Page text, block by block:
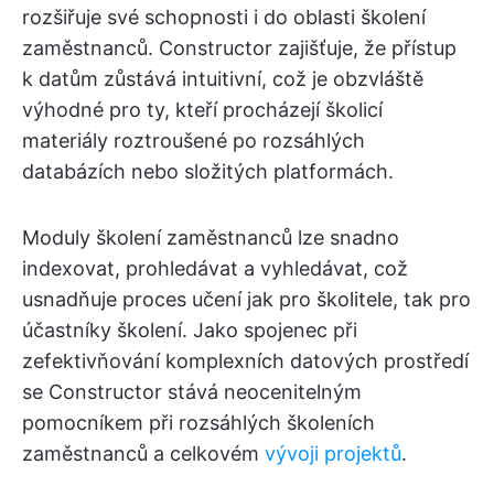
rozšiřuje své schopnosti i do oblasti školení
zaměstnanců. Constructor zajišťuje, že přístup
k datům zůstává intuitivní, což je obzvláště
výhodné pro ty, kteří procházejí školicí
materiály roztroušené po rozsáhlých
databázích nebo složitých platformách.
Moduly školení zaměstnanců lze snadno
indexovat, prohledávat a vyhledávat, což
usnadňuje proces učení jak pro školitele, tak pro
účastníky školení. Jako spojenec při
zefektivňování komplexních datových prostředí
se Constructor stává neocenitelným
pomocníkem při rozsáhlých školeních
zaměstnanců a celkovém vývoji projektů.